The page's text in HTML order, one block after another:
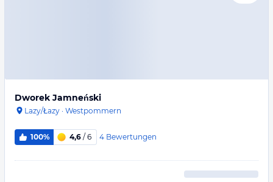
Dworek Jamneński
Lazy/Łazy · Westpommern
100% 4,6 / 6 4 Bewertungen